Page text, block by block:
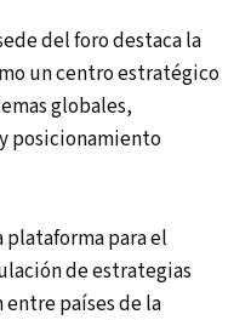
del foro destaca la
un centro estratégico
globales,
posicionamiento
para el
de estrategias
países de la